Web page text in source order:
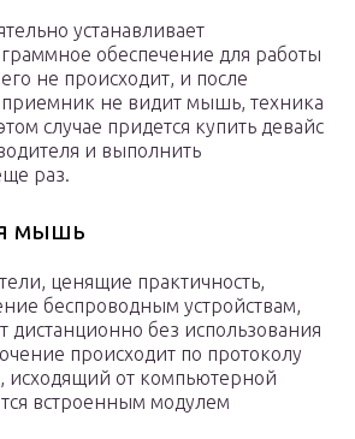
устанавливает
обеспечение для работы
не происходит, и после
не видит мышь, техника
случае придется купить девайс
и выполнить
раз.
мышь
ценящие практичность,
беспроводным устройствам,
дистанционно без использования
происходит по протоколу
исходящий от компьютерной
встроенным модулем